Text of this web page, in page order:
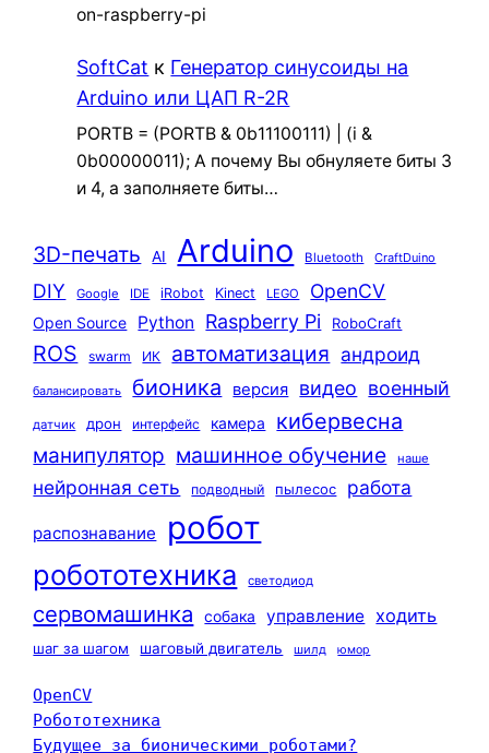
on-raspberry-pi
SoftCat к Генератор синусоиды на
Arduino или ЦАП R-2R
PORTB = (PORTB & 0b11100111) | (i &
0b00000011); А почему Вы обнуляете биты 3
и 4, а заполняете биты…
3D-печать AI Arduino Bluetooth CraftDuino
DIY Google IDE iRobot Kinect LEGO OpenCV
Open Source Python Raspberry Pi RoboCraft
ROS swarm ИК автоматизация андроид
балансировать бионика версия видео военный
датчик дрон интерфейс камера кибервесна
манипулятор машинное обучение наше
нейронная сеть подводный пылесос работа
распознавание робот
робототехника светодиод
сервомашинка собака управление ходить
шаг за шагом шаговый двигатель шилд юмор
OpenCV
Робототехника
Будущее за бионическими роботами?